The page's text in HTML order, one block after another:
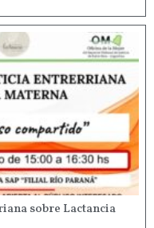
sobre Lactancia